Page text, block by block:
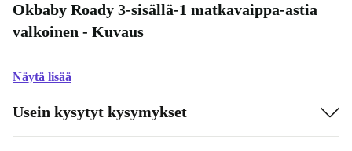
Okbaby Roady 3-sisällä-1 matkavaippa-astia
valkoinen - Kuvaus
Näytä lisää
Usein kysytyt kysymykset